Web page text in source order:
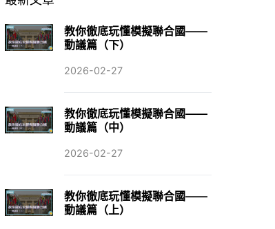
教你徹底玩懂模擬聯合國——
動議篇（下）
2026-02-27
教你徹底玩懂模擬聯合國——
動議篇（中）
2026-02-27
教你徹底玩懂模擬聯合國——
動議篇（上）